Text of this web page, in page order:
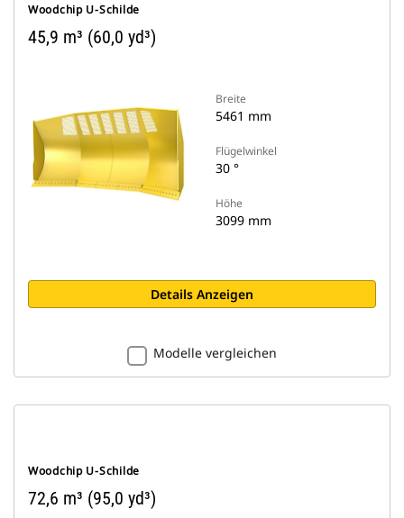
Woodchip U-Schilde
45,9 m³ (60,0 yd³)
Breite
5461 mm
Flügelwinkel
30 °
Höhe
3099 mm
Details Anzeigen
Modelle vergleichen
Woodchip U-Schilde
72,6 m³ (95,0 yd³)